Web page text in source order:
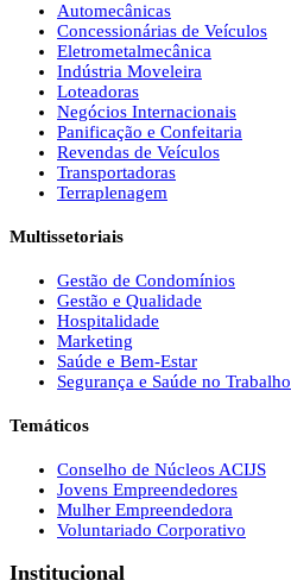
Automecânicas
Concessionárias de Veículos
Eletrometalmecânica
Indústria Moveleira
Loteadoras
Negócios Internacionais
Panificação e Confeitaria
Revendas de Veículos
Transportadoras
Terraplenagem
Multissetoriais
Gestão de Condomínios
Gestão e Qualidade
Hospitalidade
Marketing
Saúde e Bem-Estar
Segurança e Saúde no Trabalho
Temáticos
Conselho de Núcleos ACIJS
Jovens Empreendedores
Mulher Empreendedora
Voluntariado Corporativo
Institucional